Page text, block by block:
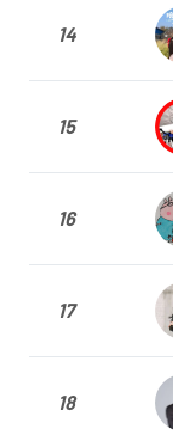
14
15
16
17
18